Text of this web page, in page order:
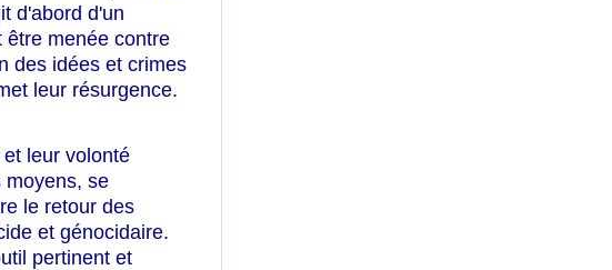
d'abord d'un
être menée contre
des idées et crimes
leur résurgence.
leur volonté
moyens, se
le retour des
et génocidaire.
pertinent et